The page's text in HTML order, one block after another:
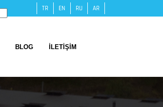
TR EN RU AR
BLOG İLETİŞİM